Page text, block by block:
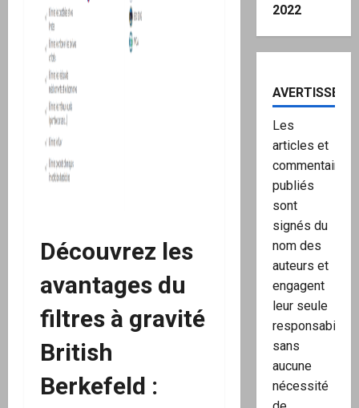
Découvrez les
avantages du
filtres à gravité
British
Berkefeld :
2022
Les
articles et
commentaires
publiés
sont
signés du
nom des
auteurs et
engagent
leur seule
responsabilité,
sans
aucune
nécessité